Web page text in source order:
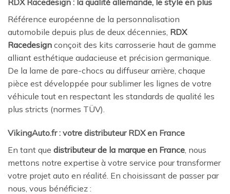
RDX Racedesign : la qualité allemande, le style en plus
Référence européenne de la personnalisation
automobile depuis plus de deux décennies, RDX
Racedesign conçoit des kits carrosserie haut de gamme
alliant esthétique audacieuse et précision germanique.
De la lame de pare-chocs au diffuseur arrière, chaque
pièce est développée pour sublimer les lignes de votre
véhicule tout en respectant les standards de qualité les
plus stricts (normes TÜV).
VikingAuto.fr : votre distributeur RDX en France
En tant que distributeur de la marque en France , nous
mettons notre expertise à votre service pour transformer
votre projet auto en réalité. En choisissant de passer par
nous, vous bénéficiez :